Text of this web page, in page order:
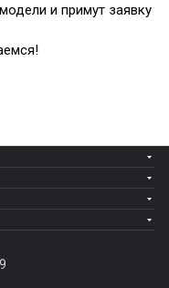
и примут заявку